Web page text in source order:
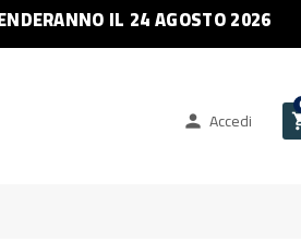
IL 24 AGOSTO 2026
 Accedi